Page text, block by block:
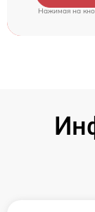
Нажимая на